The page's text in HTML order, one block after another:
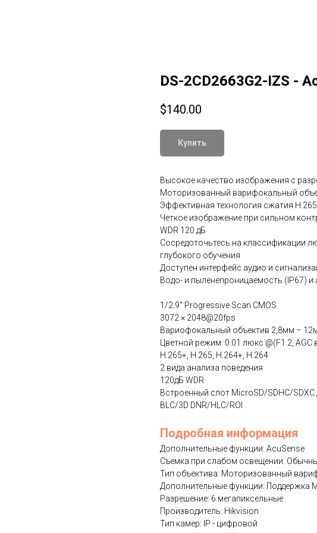
DS-2CD2663G2-IZS -
$140.00
Купить
Высокое качество изображения с
Моторизованный варифокальный
Эффективная технология сжатия
Четкое изображение при сильном
WDR 120 дБ
Сосредоточьтесь на классификации
глубокого обучения
Доступен интерфейс аудио и
Водо- и пыленепроницаемость (IP67) и
1/2.9" Progressive Scan CMOS
3072 × 2048@20fps
Вариофокальный объектив 2,8мм –
Цветной режим: 0.01 люкс @(F1.2, AGC
H.265+, H.265, H.264+, H.264
2 вида анализа поведения
120дБ WDR
Встроенный слот MicroSD/SDHC/SDXC
BLC/3D DNR/HLC/ROI
Подробная информация
Дополнительные функции: AcuSense
Съемка при слабом освещении:
Тип объектива: Моторизованный
Дополнительные функции: Поддержка
Разрешение: 6 мегапиксельные
Производитель: Hikvision
Тип камер: IP - цифровой